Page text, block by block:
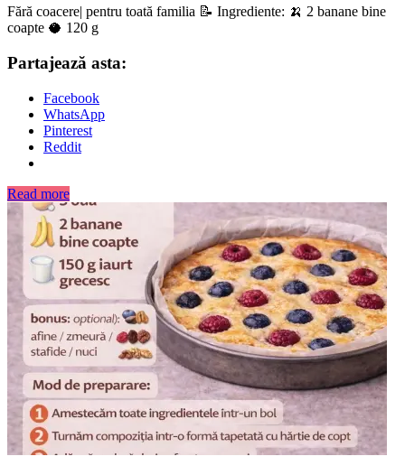
Fără coacere| pentru toată familia 📝 Ingrediente: 🍌 2 banane bine
coapte 🥥 120 g
Partajează asta:
Facebook
WhatsApp
Pinterest
Reddit
Read more